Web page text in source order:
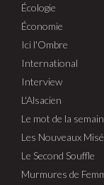
Écologie
Économie
Ici l'Ombre
International
Interview
L'Alsacien
Le mot de la
Les Nouveaux
Le Second Souffle
Murmures de